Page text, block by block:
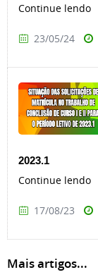
Continue lendo
23/05/24
2023.1
Continue lendo
17/08/23
Mais artigos...